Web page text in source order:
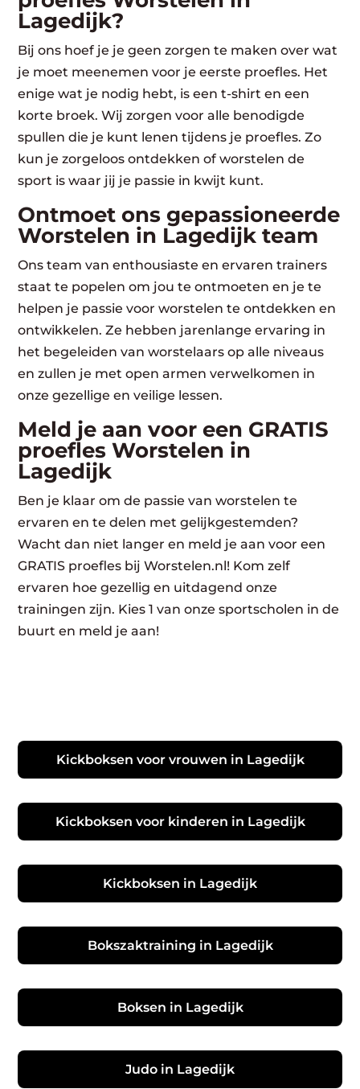
Lagedijk?
Bij ons hoef je je geen zorgen te maken over wat
je moet meenemen voor je eerste proefles. Het
enige wat je nodig hebt, is een t-shirt en een
korte broek. Wij zorgen voor alle benodigde
spullen die je kunt lenen tijdens je proefles. Zo
kun je zorgeloos ontdekken of worstelen de
sport is waar jij je passie in kwijt kunt.
Ontmoet ons gepassioneerde
Worstelen in Lagedijk team
Ons team van enthousiaste en ervaren trainers
staat te popelen om jou te ontmoeten en je te
helpen je passie voor worstelen te ontdekken en
ontwikkelen. Ze hebben jarenlange ervaring in
het begeleiden van worstelaars op alle niveaus
en zullen je met open armen verwelkomen in
onze gezellige en veilige lessen.
Meld je aan voor een GRATIS
proefles Worstelen in
Lagedijk
Ben je klaar om de passie van worstelen te
ervaren en te delen met gelijkgestemden?
Wacht dan niet langer en meld je aan voor een
GRATIS proefles bij Worstelen.nl! Kom zelf
ervaren hoe gezellig en uitdagend onze
trainingen zijn. Kies 1 van onze sportscholen in de
buurt en meld je aan!
Kickboksen voor vrouwen in Lagedijk
Kickboksen voor kinderen in Lagedijk
Kickboksen in Lagedijk
Bokszaktraining in Lagedijk
Boksen in Lagedijk
Judo in Lagedijk